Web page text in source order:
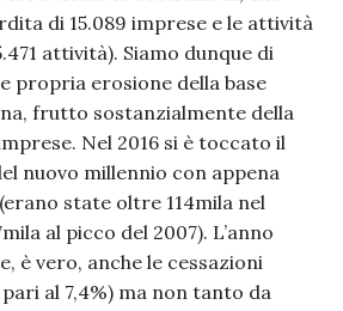
di 15.089 imprese e le attività
attività). Siamo dunque di
propria erosione della base
frutto sostanzialmente della
Nel 2016 si è toccato il
nuovo millennio con appena
state oltre 114mila nel
al picco del 2007). L’anno
è vero, anche le cessazioni
al 7,4%) ma non tanto da